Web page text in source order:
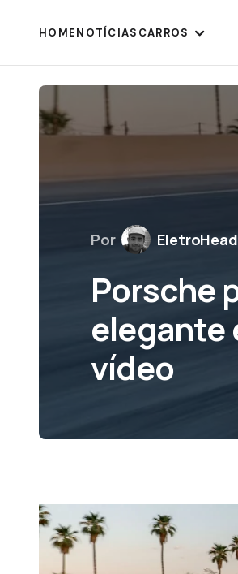
HOMENOTÍCIAS CARROS
Por EletroHead
Porsche
elegante
vídeo